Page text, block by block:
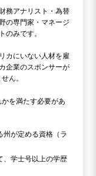
務アナリスト・為替
の専門家・マネージ
のみです。
カにいない人材を雇
企業のスポンサーが
ん。
を満たす必要があ
が定める資格（ラ
、学士号以上の学歴